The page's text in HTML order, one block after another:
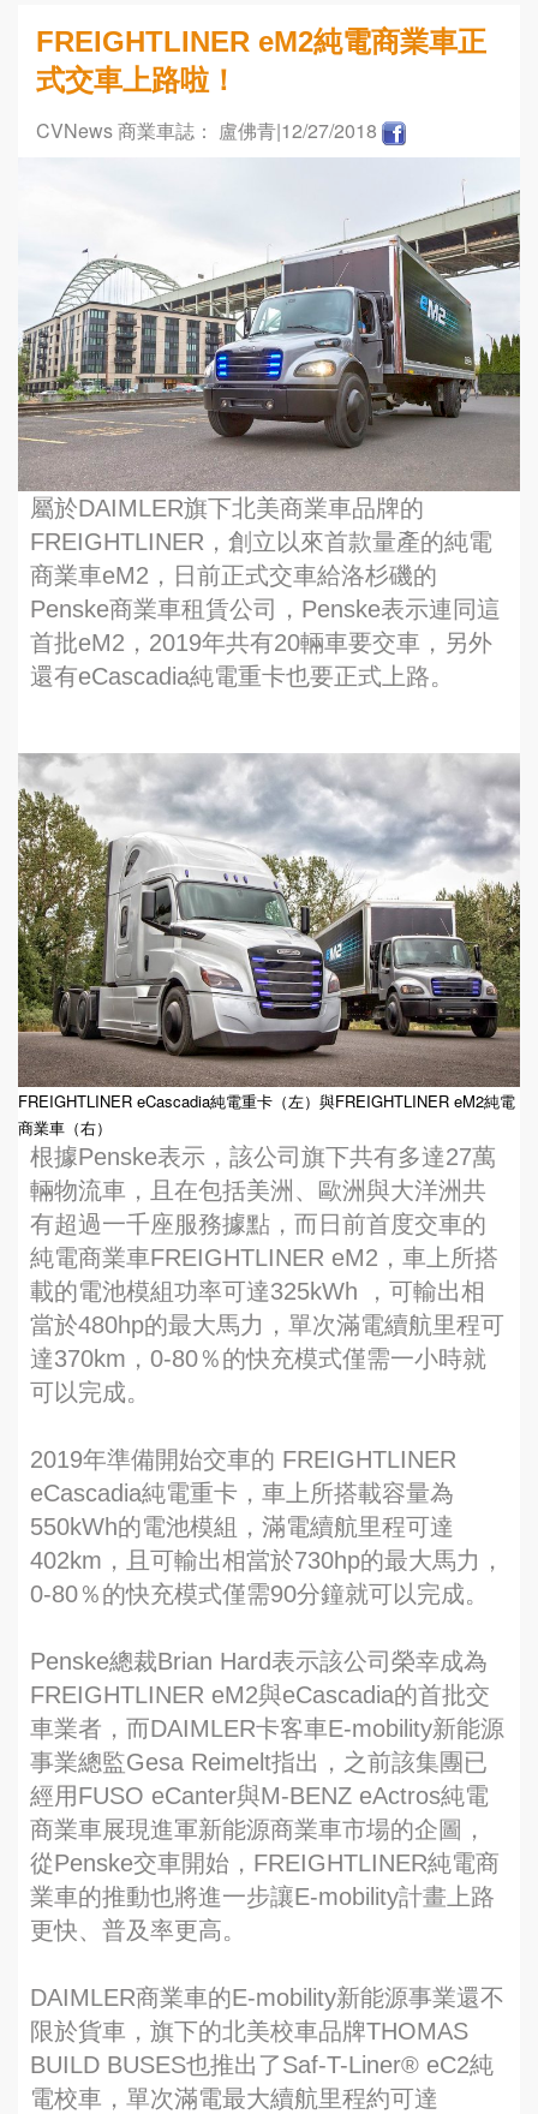
FREIGHTLINER eM2純電商業車正
式交車上路啦！
CVNews 商業車誌： 盧佛青|12/27/2018
屬於DAIMLER旗下北美商業車品牌的
FREIGHTLINER，創立以來首款量產的純電
商業車eM2，日前正式交車給洛杉磯的
Penske商業車租賃公司，Penske表示連同這
首批eM2，2019年共有20輛車要交車，另外
還有eCascadia純電重卡也要正式上路。
FREIGHTLINER eCascadia純電重卡（左）與FREIGHTLINER eM2純電
商業車（右）
根據Penske表示，該公司旗下共有多達27萬
輛物流車，且在包括美洲、歐洲與大洋洲共
有超過一千座服務據點，而日前首度交車的
純電商業車FREIGHTLINER eM2，車上所搭
載的電池模組功率可達325kWh ，可輸出相
當於480hp的最大馬力，單次滿電續航里程可
達370km，0-80％的快充模式僅需一小時就
可以完成。
2019年準備開始交車的 FREIGHTLINER
eCascadia純電重卡，車上所搭載容量為
550kWh的電池模組，滿電續航里程可達
402km，且可輸出相當於730hp的最大馬力，
0-80％的快充模式僅需90分鐘就可以完成。
Penske總裁Brian Hard表示該公司榮幸成為
FREIGHTLINER eM2與eCascadia的首批交
車業者，而DAIMLER卡客車E-mobility新能源
事業總監Gesa Reimelt指出，之前該集團已
經用FUSO eCanter與M-BENZ eActros純電
商業車展現進軍新能源商業車市場的企圖，
從Penske交車開始，FREIGHTLINER純電商
業車的推動也將進一步讓E-mobility計畫上路
更快、普及率更高。
DAIMLER商業車的E-mobility新能源事業還不
限於貨車，旗下的北美校車品牌THOMAS
BUILD BUSES也推出了Saf-T-Liner® eC2純
電校車，單次滿電最大續航里程約可達